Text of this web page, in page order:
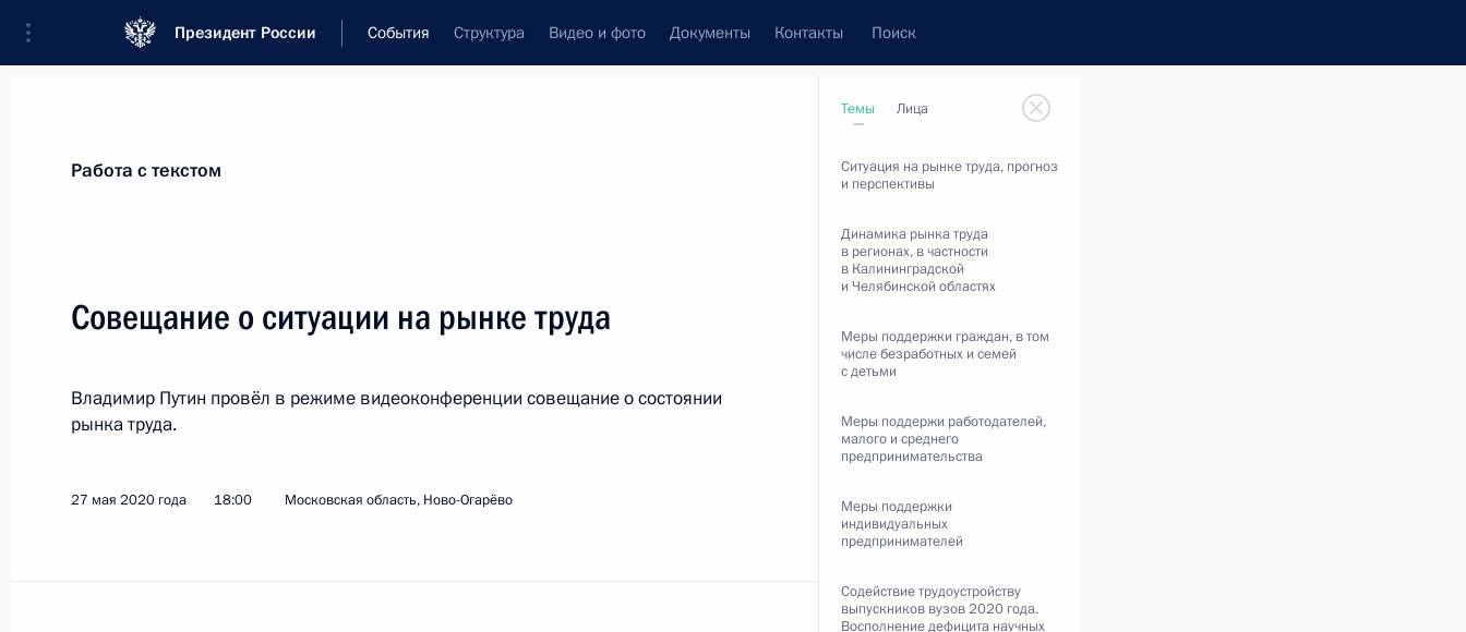
Президент России События Структура Видео и фото Документы Контакты Поиск
Комиссии и советы
май, 2020
Новости
Ситниковым
29 мая 2020 года, 15:20
2
Работа с текстом
Совещание о ситуации на рынке труда
Владимир Путин провёл в режиме видеоконференции совещание о состоянии
рынка труда.
27 мая 2020 года 18:00 Московская область, Ново-Огарёво
Темы
Ситуация на рынке труда, прогноз
и перспективы
Динамика рынка труда
в регионах, в частности
в Калининградской
и Челябинской областях
Меры поддержки граждан, в том
числе безработных и семей
с детьми
Меры поддержи работодателей,
малого и среднего
предпринимательства
Меры поддержки
индивидуальных
предпринимателей
Содействие трудоустройству
выпускников вузов 2020 года.
Восполнение дефицита научных
Лица